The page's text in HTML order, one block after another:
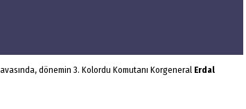
dönemin 3. Kolordu Komutanı Korgeneral Erdal